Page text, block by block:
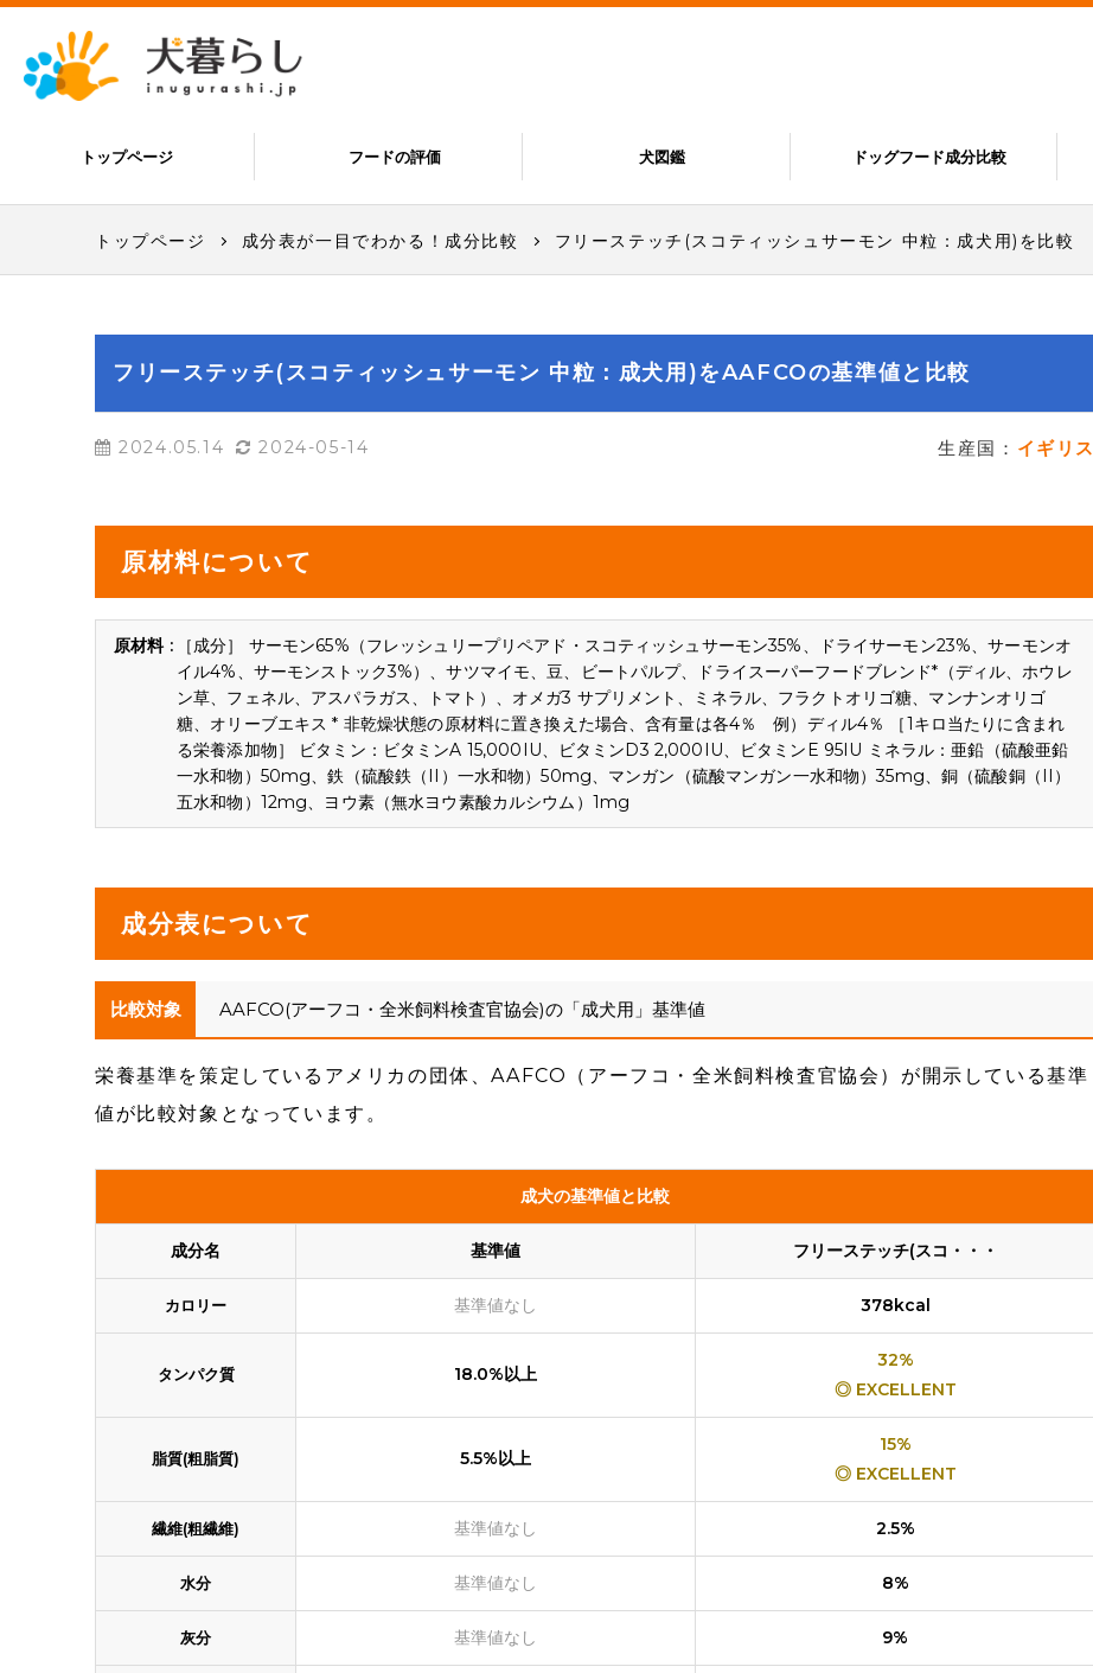
トップページ フードの評価 犬図鑑 ドッグフード成分比較
トップページ 成分表が一目でわかる！成分比較 フリーステッチ(スコティッシュサーモン 中粒：成犬用)を比較
フリーステッチ(スコティッシュサーモン 中粒：成犬用)をAAFCOの基準値と比較
2024.05.14 2024-05-14 生産国： イギリス
原材料について
［成分］ サーモン65%（フレッシュリープリペアド・スコティッシュサーモン35%、ドライサーモン23%、サーモンオ
イル4%、サーモンストック3%）、サツマイモ、豆、ビートパルプ、ドライスーパーフードブレンド*（ディル、ホウレ
ン草、フェネル、アスパラガス、トマト）、オメガ3 サプリメント、ミネラル、フラクトオリゴ糖、マンナンオリゴ
糖、オリーブエキス * 非乾燥状態の原材料に置き換えた場合、含有量は各4％ 例）ディル4％ ［1キロ当たりに含まれ
る栄養添加物］ ビタミン：ビタミンA 15,000IU、ビタミンD3 2,000IU、ビタミンE 95IU ミネラル：亜鉛（硫酸亜鉛
一水和物）50mg、鉄（硫酸鉄（II）一水和物）50mg、マンガン（硫酸マンガン一水和物）35mg、銅（硫酸銅（II）
五水和物）12mg、ヨウ素（無水ヨウ素酸カルシウム）1mg
成分表について
比較対象 AAFCO(アーフコ・全米飼料検査官協会)の「成犬用」基準値
栄養基準を策定しているアメリカの団体、AAFCO（アーフコ・全米飼料検査官協会）が開示している基準
値が比較対象となっています。
成犬の基準値と比較
成分名 基準値 フリーステッチ(スコ・・・
カロリー 基準値なし 378kcal
タンパク質 18.0%以上
32%
◎ EXCELLENT
脂質(粗脂質) 5.5%以上
15%
◎ EXCELLENT
繊維(粗繊維) 基準値なし 2.5%
水分 基準値なし 8%
灰分 基準値なし 9%